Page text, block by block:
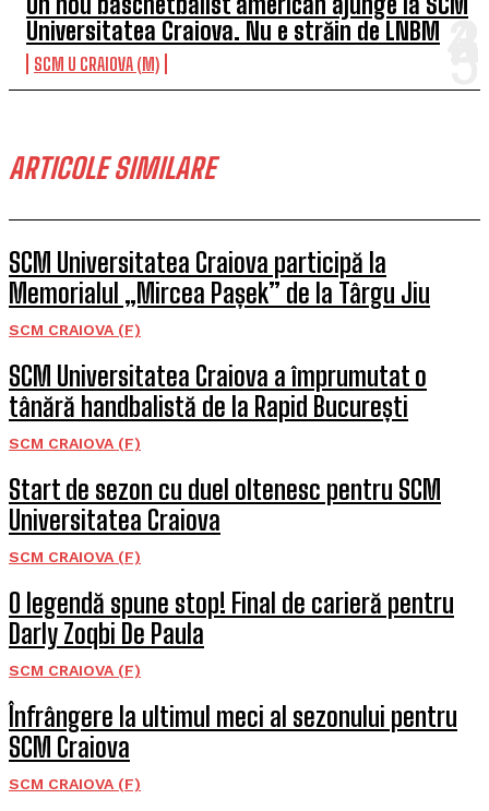
Universitatea Craiova. Nu e străin de LNBM
SCM U CRAIOVA (M)
ARTICOLE SIMILARE
SCM Universitatea Craiova participă la
Memorialul „Mircea Pașek” de la Târgu Jiu
SCM CRAIOVA (F)
SCM Universitatea Craiova a împrumutat o
tânără handbalistă de la Rapid București
SCM CRAIOVA (F)
Start de sezon cu duel oltenesc pentru SCM
Universitatea Craiova
SCM CRAIOVA (F)
O legendă spune stop! Final de carieră pentru
Darly Zoqbi De Paula
SCM CRAIOVA (F)
Înfrângere la ultimul meci al sezonului pentru
SCM Craiova
SCM CRAIOVA (F)